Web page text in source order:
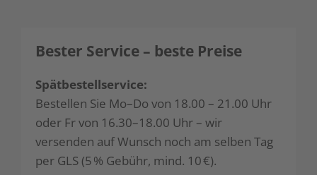
Bester Service – beste Preise
Spätbestellservice:
Bestellen Sie Mo–Do von 18.00 – 21.00 Uhr
oder Fr von 16.30–18.00 Uhr – wir
versenden auf Wunsch noch am selben Tag
per GLS (5 % Gebühr, mind. 10 €).